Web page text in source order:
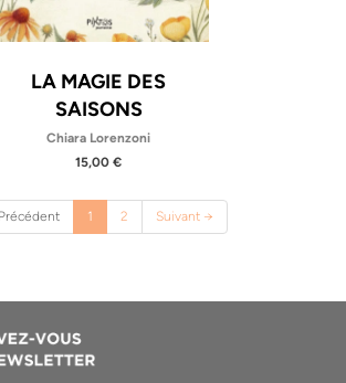
LA MAGIE DES
SAISONS
Chiara Lorenzoni
15,00 €
1(current)
2 Suivant →